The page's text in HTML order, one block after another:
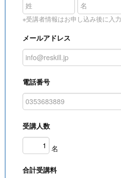
※受講者情報はお申し込み後に入力
メールアドレス
電話番号
受講人数
名
合計受講料